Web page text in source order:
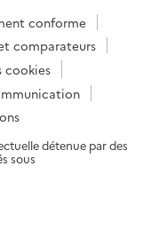
conforme
comparateurs
cookies
détenue par des
sous